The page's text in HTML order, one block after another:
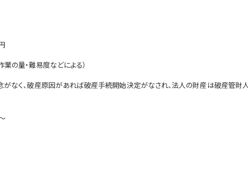
の量・難易度などによる）
なく、破産原因があれば破産手続開始決定がなされ、法人の財産は破産管財